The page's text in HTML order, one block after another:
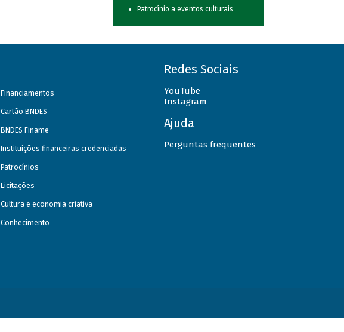
Patrocínio a eventos culturais
Financiamentos
Cartão BNDES
BNDES Finame
Instituições financeiras credenciadas
Patrocínios
Licitações
Cultura e economia criativa
Conhecimento
Redes Sociais
YouTube
Instagram
Ajuda
Perguntas frequentes